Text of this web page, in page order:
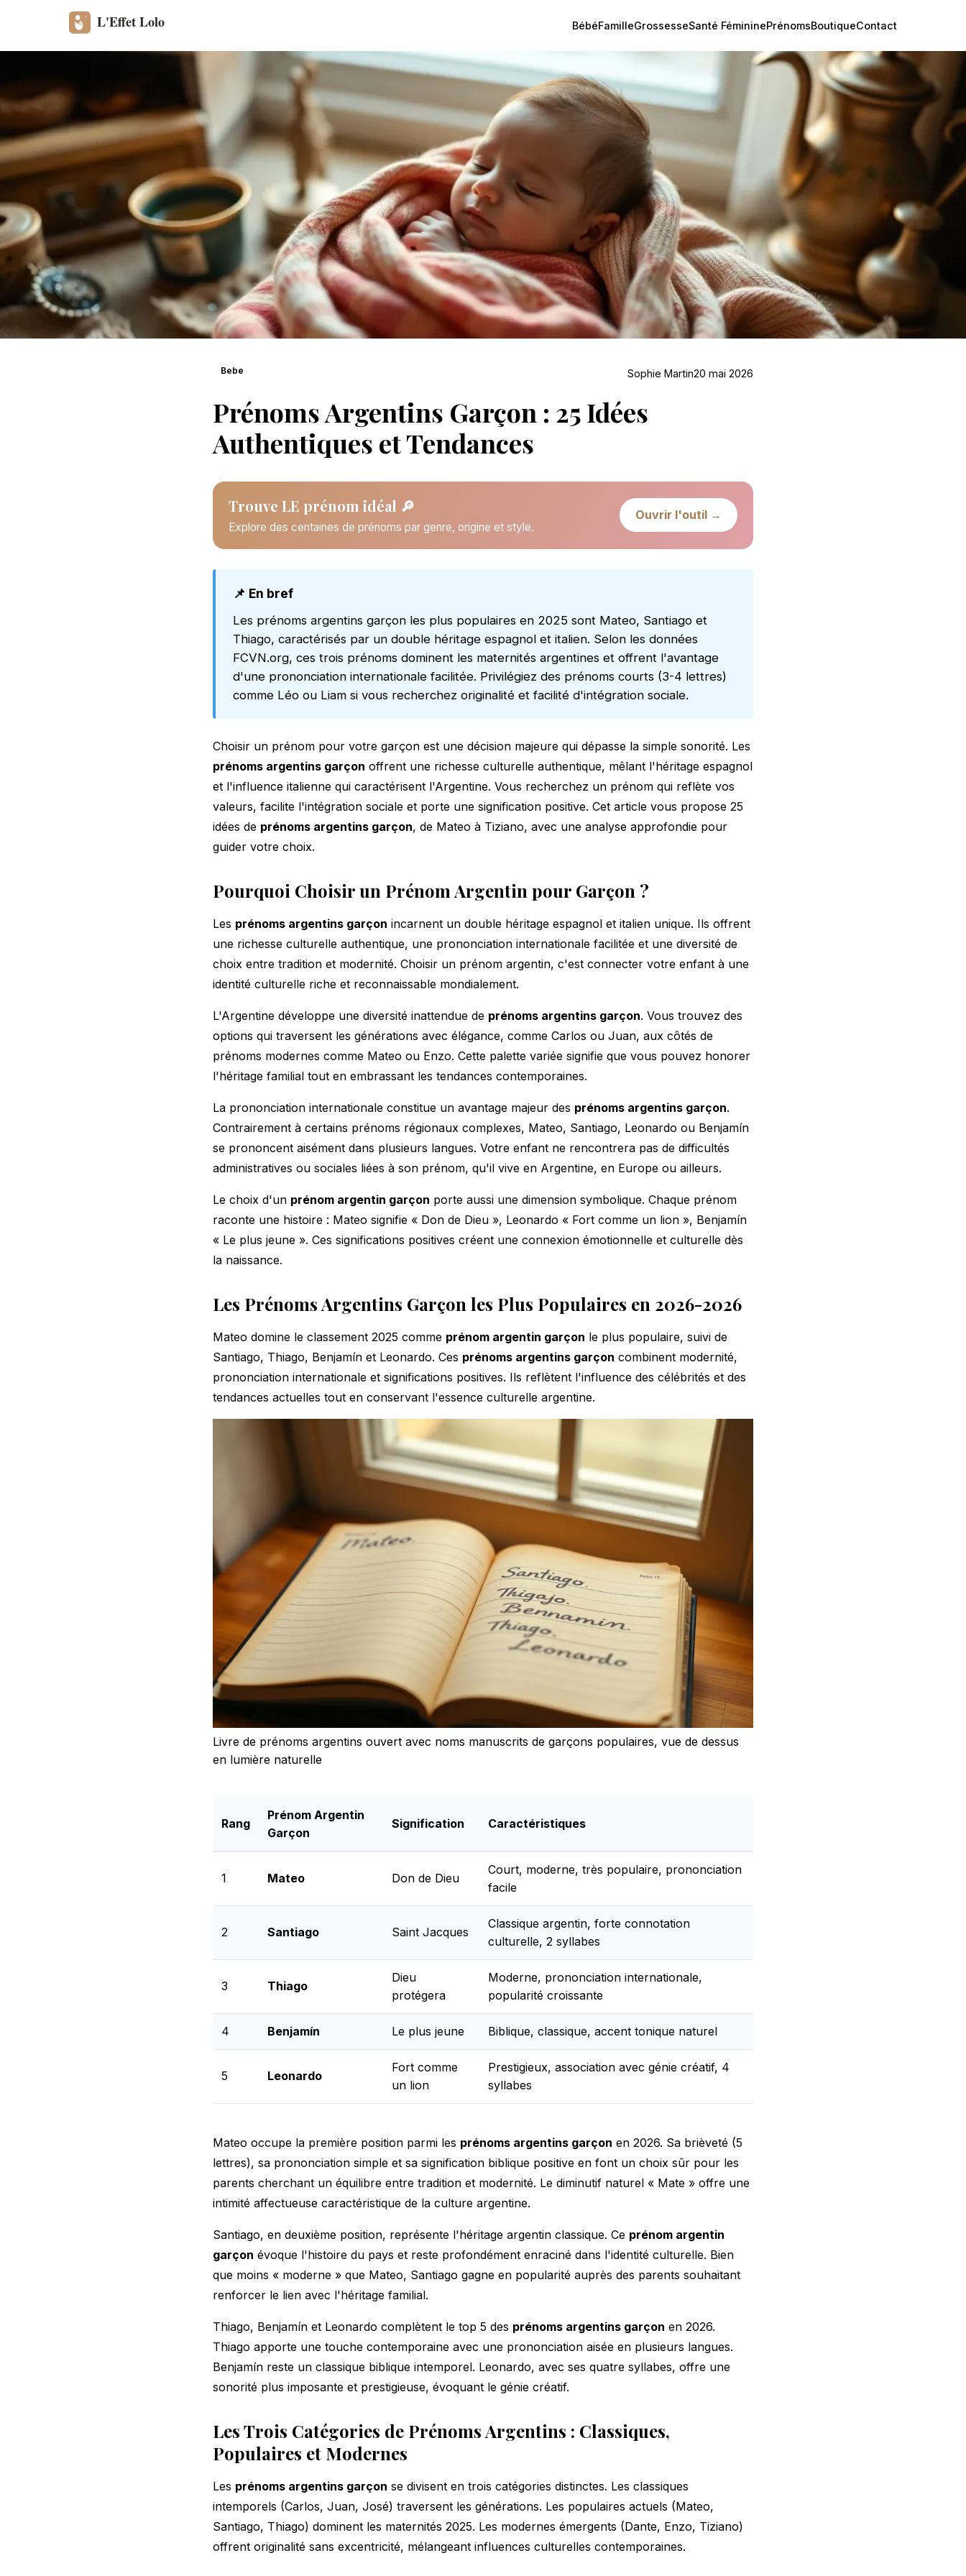
BébéFamilleGrossesseSanté FémininePrénomsBoutiqueContact
Bebe Sophie Martin20 mai 2026
Prénoms Argentins Garçon : 25 Idées
Authentiques et Tendances
Trouve LE prénom idéal 🔎
Explore des centaines de prénoms par genre, origine et style.
Ouvrir l'outil →
📌 En bref
Les prénoms argentins garçon les plus populaires en 2025 sont Mateo, Santiago et
Thiago, caractérisés par un double héritage espagnol et italien. Selon les données
FCVN.org, ces trois prénoms dominent les maternités argentines et offrent l'avantage
d'une prononciation internationale facilitée. Privilégiez des prénoms courts (3-4 lettres)
comme Léo ou Liam si vous recherchez originalité et facilité d'intégration sociale.
Choisir un prénom pour votre garçon est une décision majeure qui dépasse la simple sonorité. Les
prénoms argentins garçon offrent une richesse culturelle authentique, mêlant l'héritage espagnol
et l'influence italienne qui caractérisent l'Argentine. Vous recherchez un prénom qui reflète vos
valeurs, facilite l'intégration sociale et porte une signification positive. Cet article vous propose 25
idées de prénoms argentins garçon, de Mateo à Tiziano, avec une analyse approfondie pour
guider votre choix.
Pourquoi Choisir un Prénom Argentin pour Garçon ?
Les prénoms argentins garçon incarnent un double héritage espagnol et italien unique. Ils offrent
une richesse culturelle authentique, une prononciation internationale facilitée et une diversité de
choix entre tradition et modernité. Choisir un prénom argentin, c'est connecter votre enfant à une
identité culturelle riche et reconnaissable mondialement.
L'Argentine développe une diversité inattendue de prénoms argentins garçon. Vous trouvez des
options qui traversent les générations avec élégance, comme Carlos ou Juan, aux côtés de
prénoms modernes comme Mateo ou Enzo. Cette palette variée signifie que vous pouvez honorer
l'héritage familial tout en embrassant les tendances contemporaines.
La prononciation internationale constitue un avantage majeur des prénoms argentins garçon.
Contrairement à certains prénoms régionaux complexes, Mateo, Santiago, Leonardo ou Benjamín
se prononcent aisément dans plusieurs langues. Votre enfant ne rencontrera pas de difficultés
administratives ou sociales liées à son prénom, qu'il vive en Argentine, en Europe ou ailleurs.
Le choix d'un prénom argentin garçon porte aussi une dimension symbolique. Chaque prénom
raconte une histoire : Mateo signifie « Don de Dieu », Leonardo « Fort comme un lion », Benjamín
« Le plus jeune ». Ces significations positives créent une connexion émotionnelle et culturelle dès
la naissance.
Les Prénoms Argentins Garçon les Plus Populaires en 2026-2026
Mateo domine le classement 2025 comme prénom argentin garçon le plus populaire, suivi de
Santiago, Thiago, Benjamín et Leonardo. Ces prénoms argentins garçon combinent modernité,
prononciation internationale et significations positives. Ils reflètent l'influence des célébrités et des
tendances actuelles tout en conservant l'essence culturelle argentine.
Livre de prénoms argentins ouvert avec noms manuscrits de garçons populaires, vue de dessus
en lumière naturelle
Rang
Prénom Argentin
Garçon
Signification Caractéristiques
1 Mateo Don de Dieu
Court, moderne, très populaire, prononciation
facile
2 Santiago Saint Jacques
Classique argentin, forte connotation
culturelle, 2 syllabes
3 Thiago
Dieu
protégera
Moderne, prononciation internationale,
popularité croissante
4 Benjamín Le plus jeune Biblique, classique, accent tonique naturel
5 Leonardo
Fort comme
un lion
Prestigieux, association avec génie créatif, 4
syllabes
Mateo occupe la première position parmi les prénoms argentins garçon en 2026. Sa brièveté (5
lettres), sa prononciation simple et sa signification biblique positive en font un choix sûr pour les
parents cherchant un équilibre entre tradition et modernité. Le diminutif naturel « Mate » offre une
intimité affectueuse caractéristique de la culture argentine.
Santiago, en deuxième position, représente l'héritage argentin classique. Ce prénom argentin
garçon évoque l'histoire du pays et reste profondément enraciné dans l'identité culturelle. Bien
que moins « moderne » que Mateo, Santiago gagne en popularité auprès des parents souhaitant
renforcer le lien avec l'héritage familial.
Thiago, Benjamín et Leonardo complètent le top 5 des prénoms argentins garçon en 2026.
Thiago apporte une touche contemporaine avec une prononciation aisée en plusieurs langues.
Benjamín reste un classique biblique intemporel. Leonardo, avec ses quatre syllabes, offre une
sonorité plus imposante et prestigieuse, évoquant le génie créatif.
Les Trois Catégories de Prénoms Argentins : Classiques,
Populaires et Modernes
Les prénoms argentins garçon se divisent en trois catégories distinctes. Les classiques
intemporels (Carlos, Juan, José) traversent les générations. Les populaires actuels (Mateo,
Santiago, Thiago) dominent les maternités 2025. Les modernes émergents (Dante, Enzo, Tiziano)
offrent originalité sans excentricité, mélangeant influences culturelles contemporaines.